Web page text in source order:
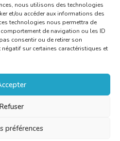
nous utilisons des technologies
et/ou accéder aux informations des
technologies nous permettra de
de navigation ou les ID
consentir ou de retirer son
sur certaines caractéristiques et
Refuser
préférences